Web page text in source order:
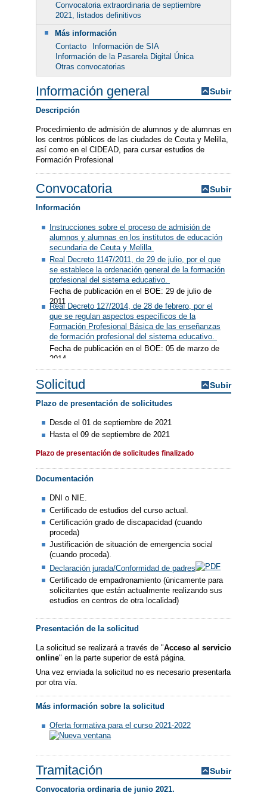
Convocatoria extraordinaria de septiembre
2021, listados definitivos
Más información
Contacto
Información de SIA
Información de la Pasarela Digital Única
Otras convocatorias
Información general Subir
Descripción
Procedimiento de admisión de alumnos y de alumnas en
los centros públicos de las ciudades de Ceuta y Melilla,
así como en el CIDEAD, para cursar estudios de
Formación Profesional
Convocatoria Subir
Información
Instrucciones sobre el proceso de admisión de
alumnos y alumnas en los institutos de educación
secundaria de Ceuta y Melilla
Real Decreto 1147/2011, de 29 de julio, por el que
se establece la ordenación general de la formación
profesional del sistema educativo.
Fecha de publicación en el BOE: 29 de julio de
2011
Real Decreto 127/2014, de 28 de febrero, por el
que se regulan aspectos específicos de la
Formación Profesional Básica de las enseñanzas
de formación profesional del sistema educativo.
Fecha de publicación en el BOE: 05 de marzo de
2014
Solicitud Subir
Plazo de presentación de solicitudes
Desde el 01 de septiembre de 2021
Hasta el 09 de septiembre de 2021
Plazo de presentación de solicitudes finalizado
Documentación
DNI o NIE.
Certificado de estudios del curso actual.
Certificación grado de discapacidad (cuando
proceda)
Justificación de situación de emergencia social
(cuando proceda).
Declaración jurada/Conformidad de padres
Certificado de empadronamiento (únicamente para
solicitantes que están actualmente realizando sus
estudios en centros de otra localidad)
Presentación de la solicitud
La solicitud se realizará a través de "Acceso al servicio
online" en la parte superior de está página.
Una vez enviada la solicitud no es necesario presentarla
por otra vía.
Más información sobre la solicitud
Oferta formativa para el curso 2021-2022
Tramitación Subir
Convocatoria ordinaria de junio 2021.